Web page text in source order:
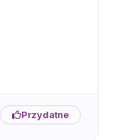
Przydatne